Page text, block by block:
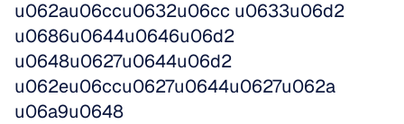
u062au06ccu0632u06cc u0633u06d2
u0686u0644u0646u06d2
u0648u0627u0644u06d2
u062eu06ccu0627u0644u0627u062a
u06a9u0648